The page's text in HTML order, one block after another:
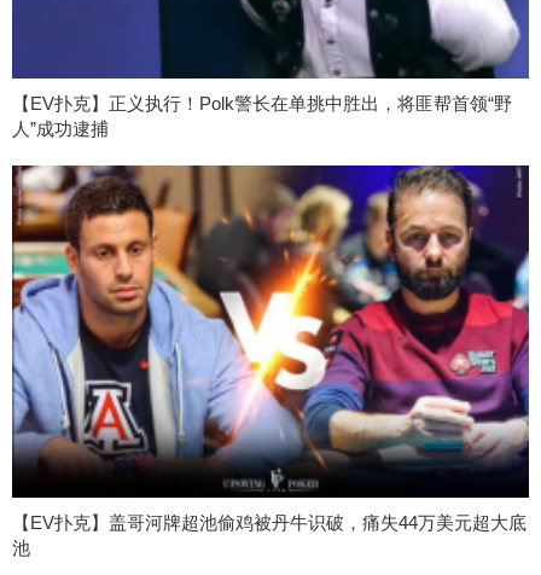
【EV扑克】正义执行！Polk警长在单挑中胜出，将匪帮首领“野
人”成功逮捕
【EV扑克】盖哥河牌超池偷鸡被丹牛识破，痛失44万美元超大底
池